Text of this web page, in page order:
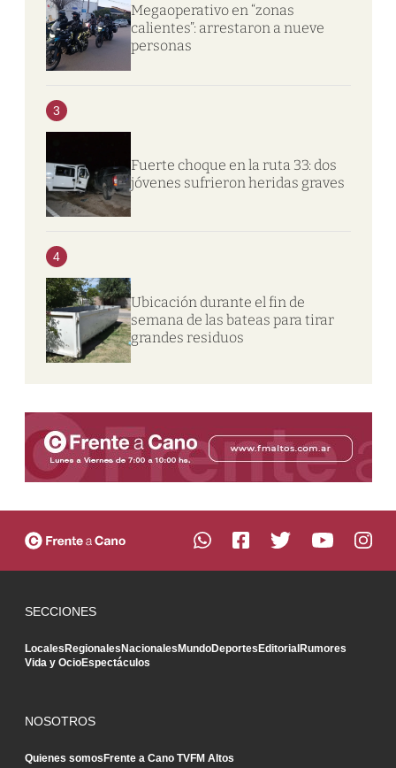
Megaoperativo en “zonas
calientes”: arrestaron a nueve
personas
3
Fuerte choque en la ruta 33: dos
jóvenes sufrieron heridas graves
4
Ubicación durante el fin de
semana de las bateas para tirar
grandes residuos
SECCIONES
LocalesRegionalesNacionalesMundoDeportesEditorialRumores
Vida y OcioEspectáculos
NOSOTROS
Quienes somosFrente a Cano TVFM Altos